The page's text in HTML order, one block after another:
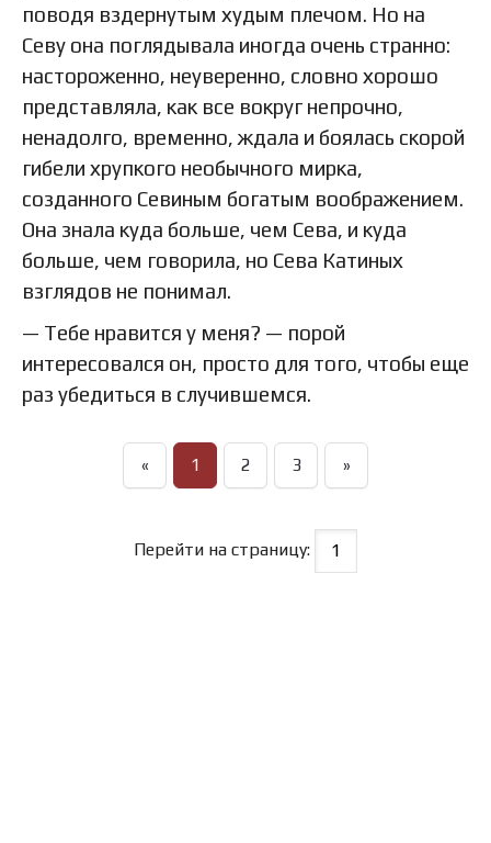
поводя вздернутым худым плечом. Но на
Севу она поглядывала иногда очень странно:
настороженно, неуверенно, словно хорошо
представляла, как все вокруг непрочно,
ненадолго, временно, ждала и боялась скорой
гибели хрупкого необычного мирка,
созданного Севиным богатым воображением.
Она знала куда больше, чем Сева, и куда
больше, чем говорила, но Сева Катиных
взглядов не понимал.
— Тебе нравится у меня? — порой
интересовался он, просто для того, чтобы еще
раз убедиться в случившемся.
« 1 2 3 »
Перейти на страницу: